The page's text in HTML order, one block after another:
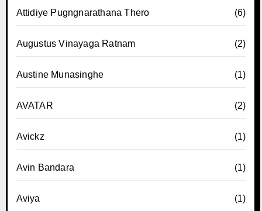
Attidiye Pugngnarathana Thero (6)
Augustus Vinayaga Ratnam (2)
Austine Munasinghe (1)
AVATAR (2)
Avickz (1)
Avin Bandara (1)
Aviya (1)